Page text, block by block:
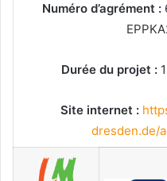
Numéro d’agrément :
Durée du projet :
Site internet :
dresden.de/